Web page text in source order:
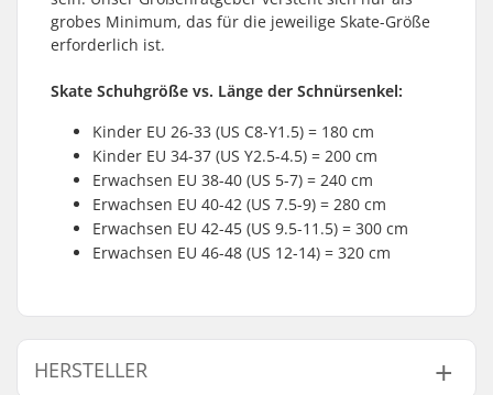
grobes Minimum, das für die jeweilige Skate-Größe
erforderlich ist.
Skate Schuhgröße vs. Länge der Schnürsenkel:
Kinder EU 26-33 (US C8-Y1.5) = 180 cm
Kinder EU 34-37 (US Y2.5-4.5) = 200 cm
Erwachsen EU 38-40 (US 5-7) = 240 cm
Erwachsen EU 40-42 (US 7.5-9) = 280 cm
Erwachsen EU 42-45 (US 9.5-11.5) = 300 cm
Erwachsen EU 46-48 (US 12-14) = 320 cm
HERSTELLER